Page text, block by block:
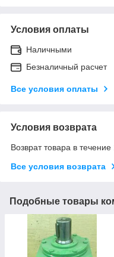
Условия оплаты
Наличными
Безналичный расчет
Все условия оплаты
Условия возврата
Возврат товара в
Все условия возврата
Подобные товары